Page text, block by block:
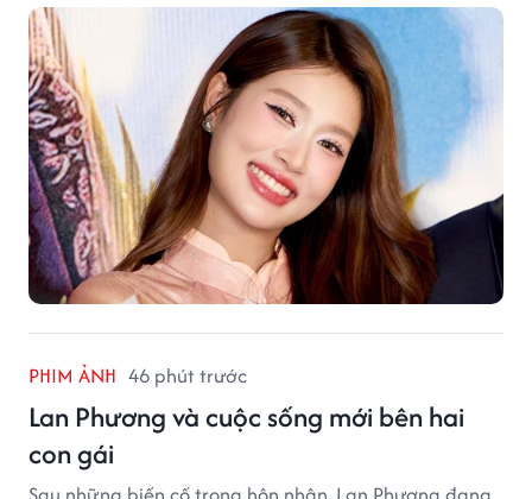
PHIM ẢNH 46 phút trước
Lan Phương và cuộc sống mới bên hai
con gái